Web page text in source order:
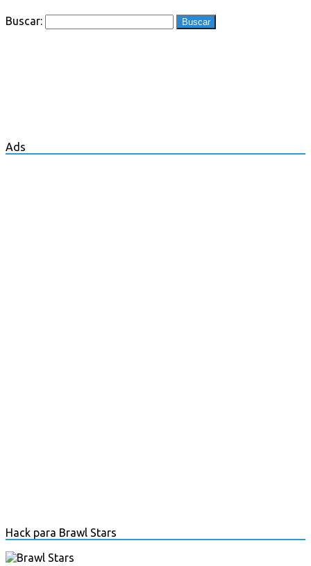
Buscar:
Ads
Hack para Brawl Stars